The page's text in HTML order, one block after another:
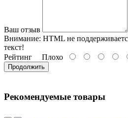
Ваш отзыв
Внимание: HTML не
текст!
Рейтинг Плохо
Продолжить
Рекомендуемые товары